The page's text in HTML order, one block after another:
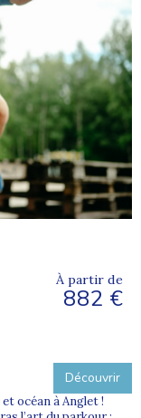
À partir de
882 €
Découvrir
océan à Anglet !